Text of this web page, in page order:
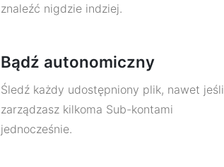
znaleźć nigdzie indziej.
Bądź autonomiczny
Śledź każdy udostępniony plik, nawet jeśli
zarządzasz kilkoma Sub-kontami
jednocześnie.